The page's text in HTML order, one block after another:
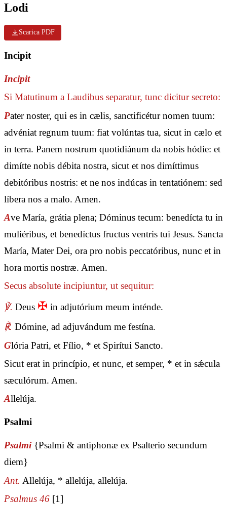
Lodi
Scarica PDF
Incipit
Incipit
Si Matutinum a Laudibus separatur, tunc dicitur secreto:
Pater noster, qui es in cælis, sanctificétur nomen tuum:
advéniat regnum tuum: fiat volúntas tua, sicut in cælo et
in terra. Panem nostrum quotidiánum da nobis hódie: et
dimítte nobis débita nostra, sicut et nos dimíttimus
debitóribus nostris: et ne nos indúcas in tentatiónem: sed
líbera nos a malo. Amen.
Ave María, grátia plena; Dóminus tecum: benedícta tu in
muliéribus, et benedíctus fructus ventris tui Jesus. Sancta
María, Mater Dei, ora pro nobis peccatóribus, nunc et in
hora mortis nostræ. Amen.
Secus absolute incipiuntur, ut sequitur:
℣. Deus ✠ in adjutórium meum inténde.
℟. Dómine, ad adjuvándum me festína.
Glória Patri, et Fílio, * et Spirítui Sancto.
Sicut erat in princípio, et nunc, et semper, * et in sǽcula
sæculórum. Amen.
Allelúja.
Psalmi
Psalmi {Psalmi & antiphonæ ex Psalterio secundum
diem}
Ant. Allelúja, * allelúja, allelúja.
Psalmus 46 [1]